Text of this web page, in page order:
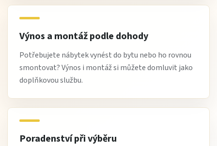
Výnos a montáž podle dohody
Potřebujete nábytek vynést do bytu nebo ho rovnou
smontovat? Výnos i montáž si můžete domluvit jako
doplňkovou službu.
Poradenství při výběru